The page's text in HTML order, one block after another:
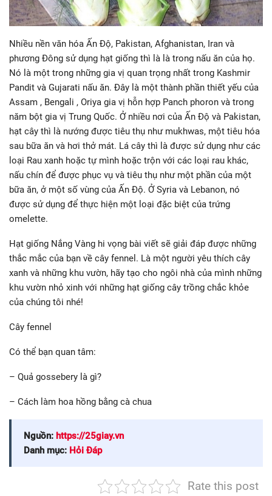
Nhiều nền văn hóa Ấn Độ, Pakistan, Afghanistan, Iran và
phương Đông sử dụng hạt giống thì là là trong nấu ăn của họ.
Nó là một trong những gia vị quan trọng nhất trong Kashmir
Pandit và Gujarati nấu ăn. Đây là một thành phần thiết yếu của
Assam , Bengali , Oriya gia vị hỗn hợp Panch phoron và trong
năm bột gia vị Trung Quốc. Ở nhiều nơi của Ấn Độ và Pakistan,
hạt cây thì là nướng được tiêu thụ như mukhwas, một tiêu hóa
sau bữa ăn và hơi thở mát. Lá cây thì là được sử dụng như các
loại Rau xanh hoặc tự mình hoặc trộn với các loại rau khác,
nấu chín để được phục vụ và tiêu thụ như một phần của một
bữa ăn, ở một số vùng của Ấn Độ. Ở Syria và Lebanon, nó
được sử dụng để thực hiện một loại đặc biệt của trứng
omelette.
Hạt giống Nắng Vàng hi vọng bài viết sẽ giải đáp được những
thắc mắc của bạn về cây fennel. Là một người yêu thích cây
xanh và những khu vườn, hãy tạo cho ngôi nhà của mình những
khu vườn nhỏ xinh với những hạt giống cây trồng chắc khỏe
của chúng tôi nhé!
Cây fennel
Có thể bạn quan tâm:
– Quả gossebery là gì?
– Cách làm hoa hồng bằng cà chua
Nguồn: https://25giay.vn
Danh mục: Hỏi Đáp
Rate this post